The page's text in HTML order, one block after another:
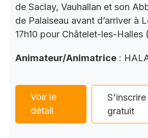
de Saclay, Vauhallan et son
de Palaiseau avant d’arriver à
17h10 pour Châtelet-les-Halles
Animateur/Animatrice :
Voir le
détail
S'inscrire
gratuit